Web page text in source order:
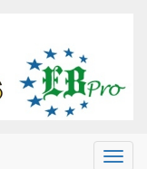
Menu